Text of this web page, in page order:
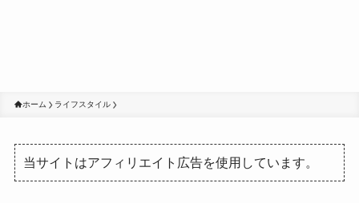
ホーム ライフスタイル
当サイトはアフィリエイト広告を使用しています。